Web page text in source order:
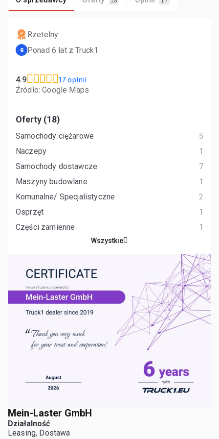
Mein-Laster GmbH
Działalność
Leasing, Dostawa
Rzetelny
6 Ponad 6 lat z Truck1
4.9 17 opinii
Źródło: Google Maps
Oferty (18)
Samochody ciężarowe
5
Naczepy
1
Samochody dostawcze
7
Maszyny budowlane
1
Komunalne/ Specjalistyczne
2
Osprzęt
1
Części zamienne
1
Wszystkie